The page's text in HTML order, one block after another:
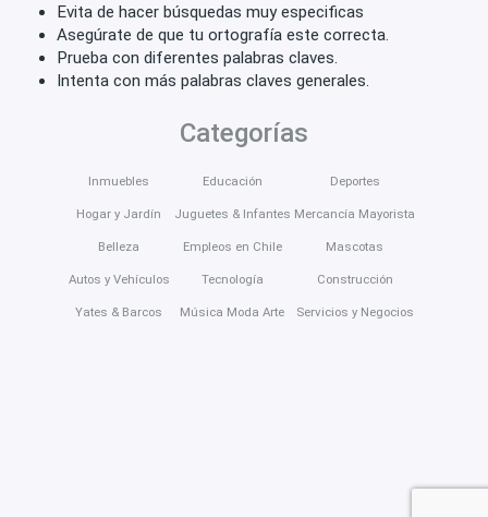
Evita de hacer búsquedas muy especificas
Asegúrate de que tu ortografía este correcta.
Prueba con diferentes palabras claves.
Intenta con más palabras claves generales.
Categorías
Inmuebles
Hogar y Jardín
Belleza
Autos y Vehículos
Yates & Barcos
Educación
Juguetes & Infantes
Empleos en Chile
Tecnología
Música Moda Arte
Deportes
Mercancía Mayorista
Mascotas
Construcción
Servicios y Negocios